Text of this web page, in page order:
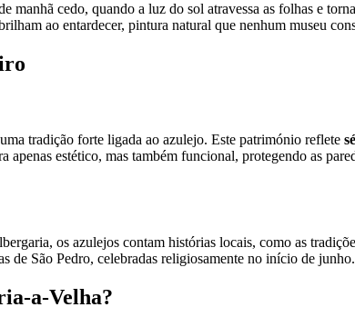
cedo, quando a luz do sol atravessa as folhas e
ao entardecer, pintura natural que nenhum museu
tradição forte ligada ao azulejo. Este património reflete
estético, mas também funcional, protegendo as
os azulejos contam histórias locais, como as
de São Pedro, celebradas religiosamente no início de junho.
a-Velha?